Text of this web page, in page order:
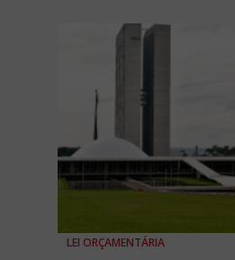
LEI ORÇAMENTÁRIA